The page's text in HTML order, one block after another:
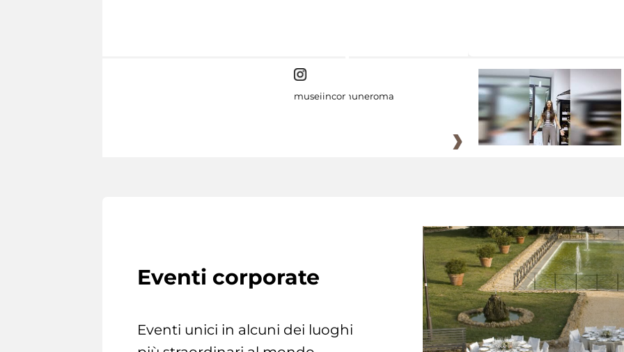
museiincomuneroma
Eventi corporate
Eventi unici in alcuni dei luoghi